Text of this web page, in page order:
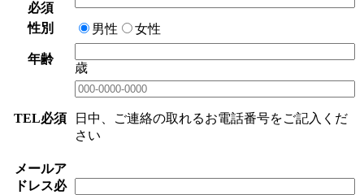
必須
性別
男性 女性
年齢
歳
TEL必須
日中、ご連絡の取れるお電話番号をご記入くだ
さい
メールア
ドレス必